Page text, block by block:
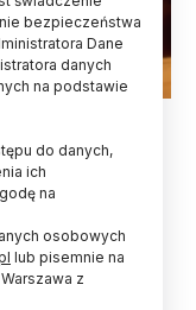
częściej
czy
w
mówiono na
bezpieczeństwa
Dane
danych
na podstawie
do danych,
ich
na
osobowych
lub pisemnie na
z